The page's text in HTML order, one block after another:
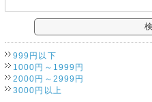
999円以下
1000円～1999円
2000円～2999円
3000円以上